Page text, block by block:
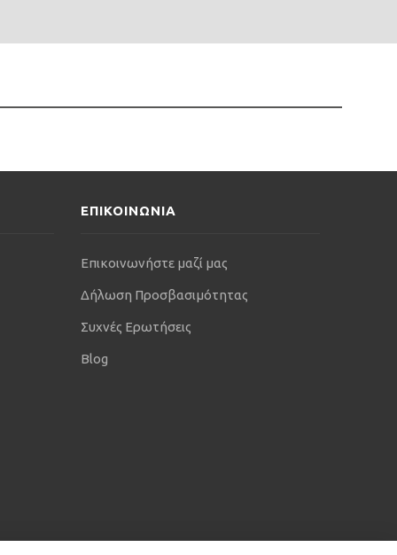
ΕΠΙΚΟΙΝΩΝΙΑ
Επικοινωνήστε μαζί μας
Δήλωση Προσβασιμότητας
Συχνές Ερωτήσεις
Blog